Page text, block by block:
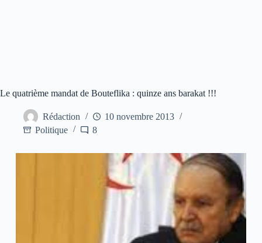
Le quatrième mandat de Bouteflika : quinze ans barakat !!!
Rédaction
10 novembre 2013
Politique
8